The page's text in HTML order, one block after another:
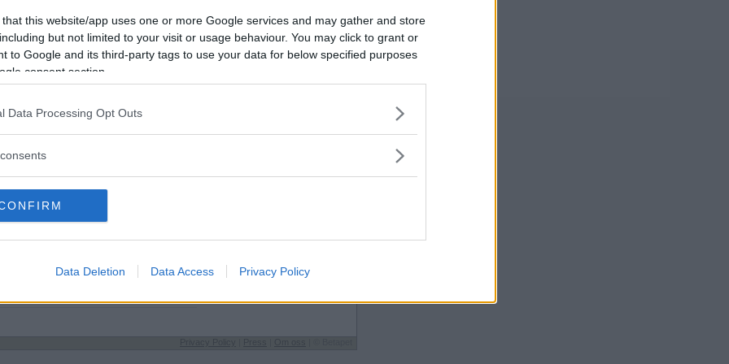
that this website/app uses one or more Google services and may gather and store
but not limited to your visit or usage behaviour. You may click to grant or
to Google and its third-party tags to use your data for below specified purposes
consent section.
Data Processing Opt Outs
Data Deletion Data Access Privacy Policy
Avbrutna
8
Oavgjorda
1
sött*
helst på Jag äter
Mat
Försiktig
Z
Vill du bli
medlem?